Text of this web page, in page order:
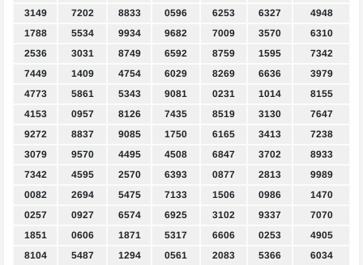
3149
7202 8833 0596 6253 6327
4948
1788
5534 9934 9682 7009 3570
6310
2536
3031 8749 6592 8759 1595
7342
7449
1409 4754 6029 8269 6636
3979
4773
5861 5343 9081 0231 1014
8155
4153
0957 8126 7435 8519 3130
7647
9272
8837 9085 1750 6165 3413
7238
3079
9570 4495 4508 6847 3702
8933
7342
4595 2570 6393 0877 2813
9989
0082
2694 5475 7133 1506 0986
1470
0257
0927 6574 6925 3102 9337
7070
1851
0606 1871 5317 6606 0253
4905
8104
5487 1294 0561 2083 5366 6034